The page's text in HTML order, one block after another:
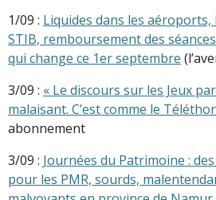
1/09 : Liquides dans les
STIB, remboursement des
qui change ce 1er septembre
3/09 : « Le discours sur les Jeux
malaisant. C’est comme le
abonnement
3/09 : Journées du Patrimoine :
pour les PMR, sourds,